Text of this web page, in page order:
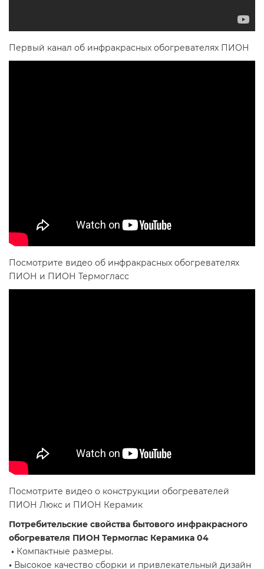
Первый канал об инфракрасных обогревателях ПИОН
Посмотрите видео об инфракрасных обогревателях
ПИОН и ПИОН Термогласс
Посмотрите видео о конструкции обогревателей
ПИОН Люкс и ПИОН Керамик
Потребительские свойства бытового инфракрасного
обогревателя ПИОН Термоглас Керамика 04
• Компактные размеры.
• Высокое качество сборки и привлекательный дизайн